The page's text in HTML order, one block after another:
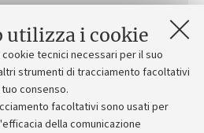
utilizza i cookie
tecnici necessari per il suo
strumenti di tracciamento facoltativi
consenso.
facoltativi sono usati per
della comunicazione
alla memoria del Prof.
della Fondazione ANT
favore di un/a laureato/a in
presso l’Università di